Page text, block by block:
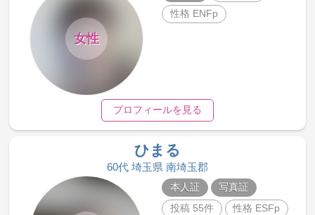
女性
性格 ENFp
プロフィールを見る
ひまる
60代 埼玉県 南埼玉郡
本人証
写真証
投稿 55件
性格 ESFp